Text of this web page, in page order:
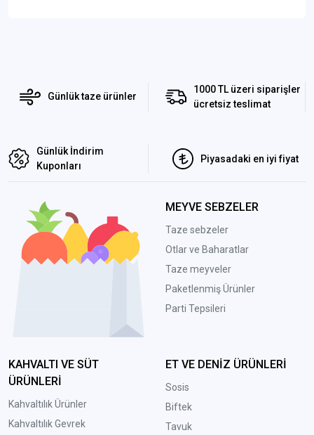
Günlük taze ürünler
1000 TL üzeri siparişler
ücretsiz teslimat
Günlük İndirim
Kuponları
Piyasadaki en iyi fiyat
MEYVE SEBZELER
Taze sebzeler
Otlar ve Baharatlar
Taze meyveler
Paketlenmiş Ürünler
Parti Tepsileri
KAHVALTI VE SÜT
ÜRÜNLERİ
Kahvaltılık Ürünler
Kahvaltılık Gevrek
ET VE DENİZ ÜRÜNLERİ
Sosis
Biftek
Tavuk